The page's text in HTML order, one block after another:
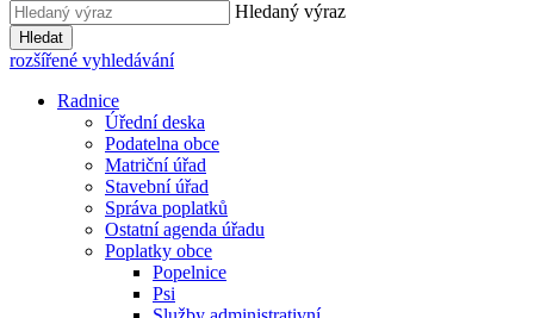
Hledaný výraz
Hledat
rozšířené vyhledávání
Radnice
Úřední deska
Podatelna obce
Matriční úřad
Stavební úřad
Správa poplatků
Ostatní agenda úřadu
Poplatky obce
Popelnice
Psi